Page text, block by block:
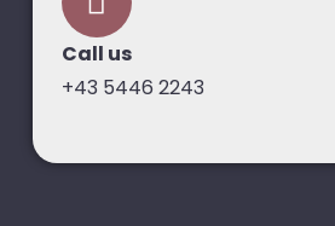
Call us
+43 5446 2243